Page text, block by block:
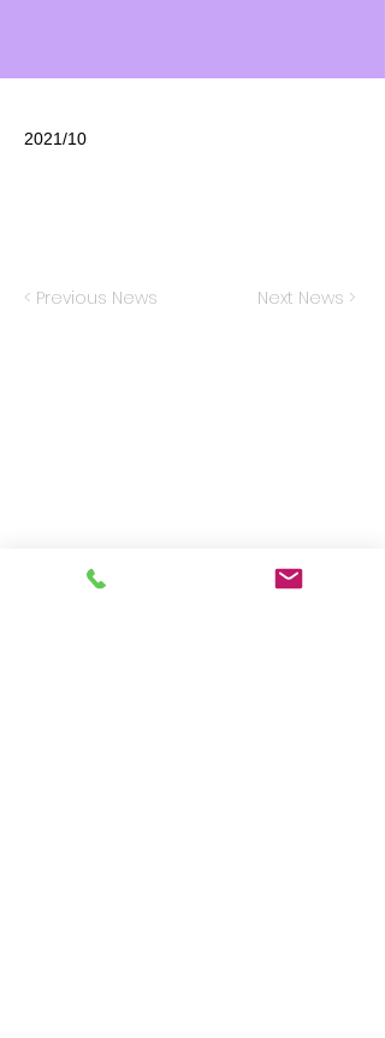
2021/10
< Previous News Next News >